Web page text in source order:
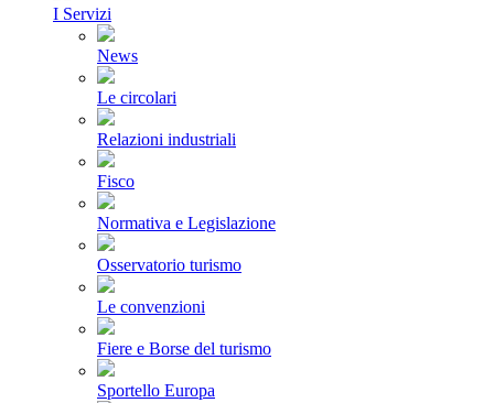
I Servizi
News
Le circolari
Relazioni industriali
Fisco
Normativa e Legislazione
Osservatorio turismo
Le convenzioni
Fiere e Borse del turismo
Sportello Europa